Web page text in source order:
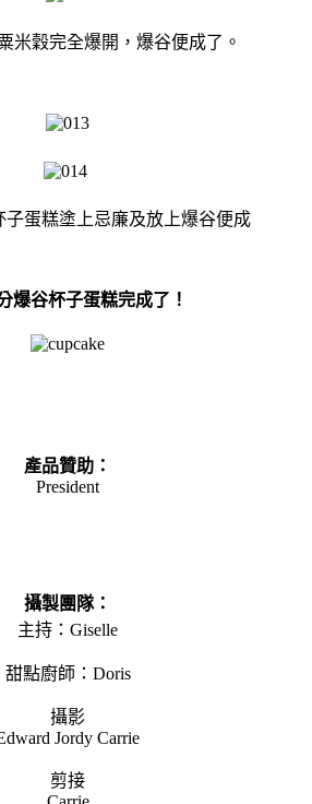
米穀完全爆開，爆谷便成了。
子蛋糕塗上忌廉及放上爆谷便成
爆谷杯子蛋糕完成了！
產品贊助：
President
攝製團隊：
主持：Giselle
甜點廚師：Doris
攝影
Jordy Carrie
剪接